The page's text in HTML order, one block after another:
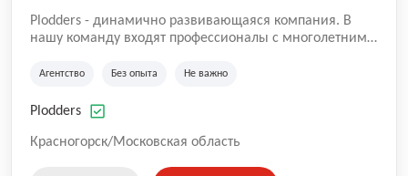
Plodders - динамично развивающаяся компания. В
нашу команду входят профессионалы с многолетним
на рынке аутсорсинга, а накопленный опыт позволяют
оказываемых услуг.
Агентство Без опыта Не важно
Plodders
Красногорск/Московская область